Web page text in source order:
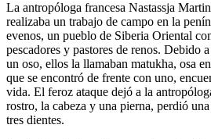
La antropóloga francesa Nastassja
realizaba un trabajo de campo en la
evenos, un pueblo de Siberia Oriental
pescadores y pastores de renos. Debido
un oso, ellos la llamaban matukha, osa
que se encontró de frente con uno,
vida. El feroz ataque dejó a la
rostro, la cabeza y una pierna, perdió
tres dientes.